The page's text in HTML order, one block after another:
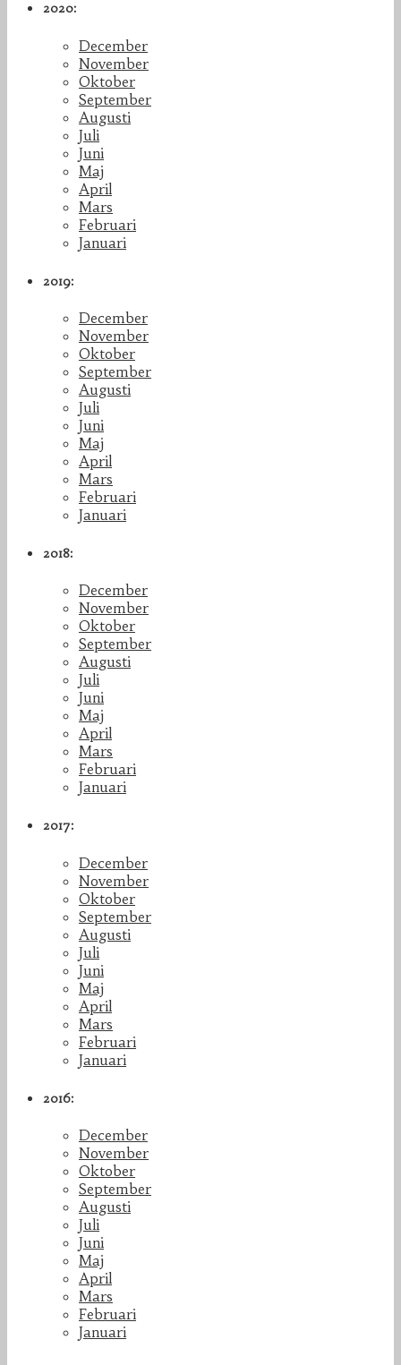
2020:
December
November
Oktober
September
Augusti
Juli
Juni
Maj
April
Mars
Februari
Januari
2019:
December
November
Oktober
September
Augusti
Juli
Juni
Maj
April
Mars
Februari
Januari
2018:
December
November
Oktober
September
Augusti
Juli
Juni
Maj
April
Mars
Februari
Januari
2017:
December
November
Oktober
September
Augusti
Juli
Juni
Maj
April
Mars
Februari
Januari
2016:
December
November
Oktober
September
Augusti
Juli
Juni
Maj
April
Mars
Februari
Januari